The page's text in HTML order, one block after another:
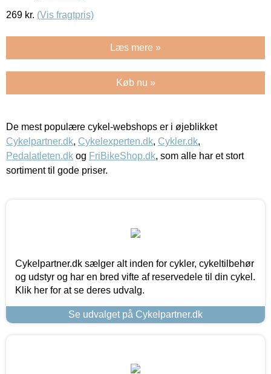
269 kr. (Vis fragtpris)
Læs mere »
Køb nu »
De mest populære cykel-webshops er i øjeblikket
Cykelpartner.dk, Cykelexperten.dk, Cykler.dk,
Pedalatleten.dk og FriBikeShop.dk, som alle har et stort
sortiment til gode priser.
Cykelpartner.dk sælger alt inden for cykler, cykeltilbehør
og udstyr og har en bred vifte af reservedele til din cykel.
Klik her for at se deres udvalg.
Se udvalget på Cykelpartner.dk